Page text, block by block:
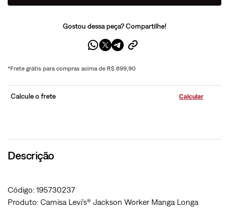
Gostou dessa peça? Compartilhe!
*Frete grátis para compras acima de R$ 699,90
Calcule o frete
Descrição
Código: 195730237
Produto: Camisa Levi's® Jackson Worker Manga Longa